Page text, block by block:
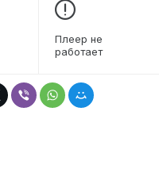
Плеер не
работает